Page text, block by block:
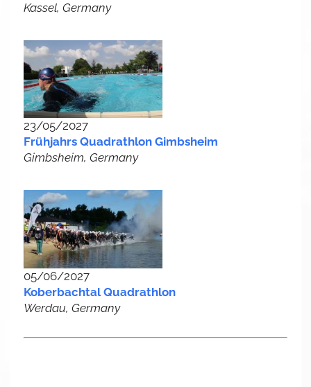
Kassel, Germany
23/05/2027
Frühjahrs Quadrathlon Gimbsheim
Gimbsheim, Germany
05/06/2027
Koberbachtal Quadrathlon
Werdau, Germany